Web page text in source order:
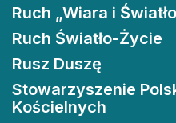
Ruch „Wiara i
Ruch Światło-Życie
Rusz Duszę
Stowarzyszenie
Kościelnych